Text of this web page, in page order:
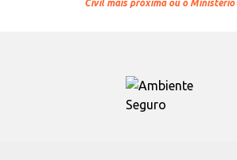
Civil mais próxima ou o Ministério